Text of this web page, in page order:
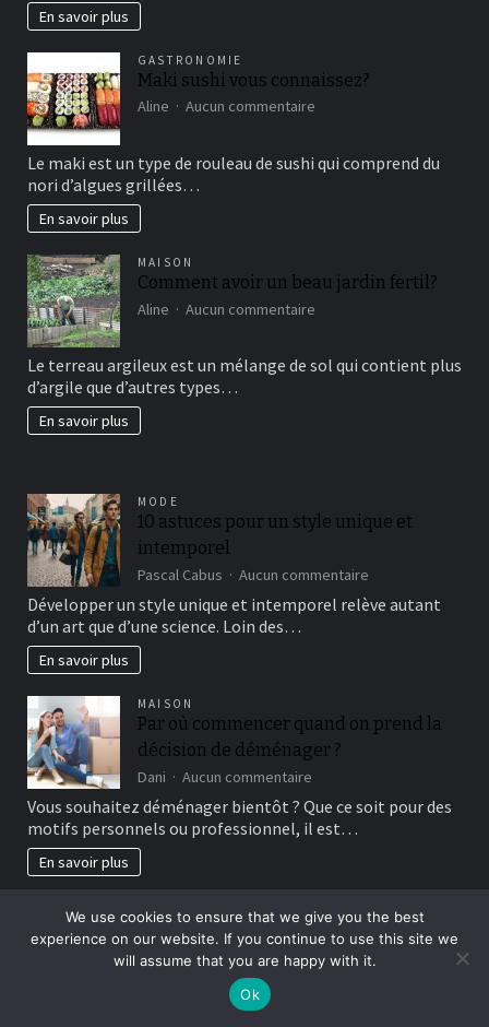
En savoir plus
GASTRONOMIE
Maki sushi vous connaissez?
Aline Aucun commentaire
vous
Le maki est un type de rouleau de sushi qui comprend du
nori d’algues grillées…
En savoir plus
MAISON
Comment avoir un beau jardin fertil?
Aline Aucun commentaire
un
Le terreau argileux est un mélange de sol qui contient plus
d’argile que d’autres types…
En savoir plus
MODE
10 astuces pour un style unique et
intemporel
Pascal Cabus Aucun commentaire
astuces
intemporel
Développer un style unique et intemporel relève autant
d’un art que d’une science. Loin des…
En savoir plus
MAISON
Par où commencer quand on prend la
décision de déménager ?
Dani Aucun commentaire
où
commencer
la
décision
de
déménager
Vous souhaitez déménager bientôt ? Que ce soit pour des
motifs personnels ou professionnel, il est…
En savoir plus
Découvrez la richesse des plats épicés
de la cuisine africaine
Aucun commentaire
La cuisine africaine est une véritable mosaic de saveurs, de
We use cookies to ensure that we give you the best
experience on our website. If you continue to use this site we
will assume that you are happy with it.
Ok